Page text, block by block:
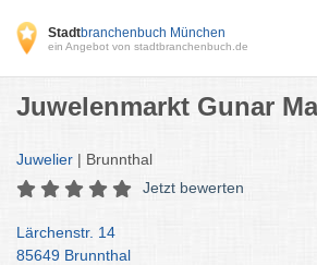
Stadtbranchenbuch München
ein Angebot von stadtbranchenbuch.de
Juwelenmarkt Gunar
Juwelier | Brunnthal
Jetzt bewerten
Lärchenstr. 14
85649 Brunnthal